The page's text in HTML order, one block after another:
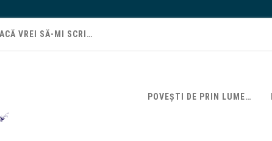
VREI SĂ-MI SCRI…
POVEȘTI DE PRIN LUME…